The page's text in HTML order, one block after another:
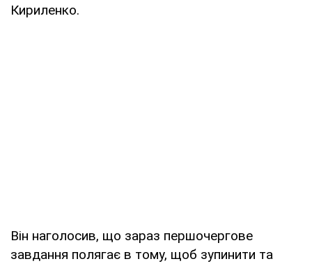
Кириленко.
Він наголосив, що зараз першочергове
завдання полягає в тому, щоб зупинити та